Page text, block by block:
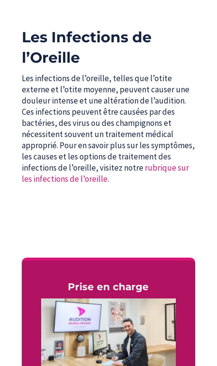
Les Infections de
l’Oreille
Les infections de l’oreille, telles que l’otite
externe et l’otite moyenne, peuvent causer une
douleur intense et une altération de l’audition.
Ces infections peuvent être causées par des
bactéries, des virus ou des champignons et
nécessitent souvent un traitement médical
approprié. Pour en savoir plus sur les symptômes,
les causes et les options de traitement des
infections de l’oreille, visitez notrerubrique sur
les infections de l’oreille.
Prise en charge